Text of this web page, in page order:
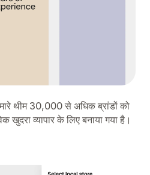
थीम 30,000 से अधिक ब्रांडों को
व्यापार के लिए बनाया गया है।